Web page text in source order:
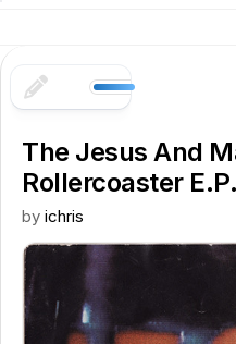
content
The Jesus And
Rollercoaster E.P.
by ichris